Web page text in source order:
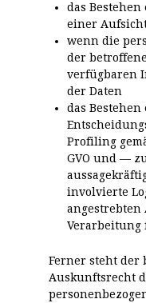
das
einer
wenn die
der
verfügbaren
der Daten
das
Profiling
GVO und —
involvierte
Verarbeitung
Ferner steht der
Auskunftsrecht